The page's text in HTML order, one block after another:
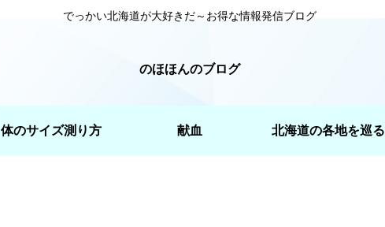
でっかい北海道が大好きだ～お得な情報発信ブログ
のほほんのブログ
体のサイズ測り方 献血 北海道の各地を巡る